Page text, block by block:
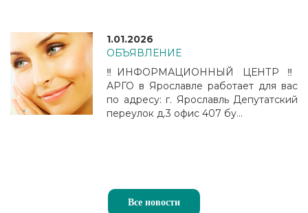
1.01.2026
ОБЪЯВЛЕНИЕ
‼️ИНФОРМАЦИОННЫЙ ЦЕНТР ‼️
АРГО в Ярославле работает для вас
по адресу: г. Ярославль Депутатский
переулок д.3 офис 407 бу...
Все новости